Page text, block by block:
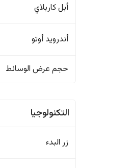
أبل كاربلاي
أندرويد أوتو
حجم عرض الوسائط
التكنولوجيا
زر البدء